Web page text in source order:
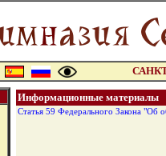
Информационные материалы
Статья 59 Федерального Закона "Об